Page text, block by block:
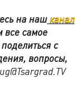
на нашканал
все самое
с
вопросы,
ug@Tsargrad.TV